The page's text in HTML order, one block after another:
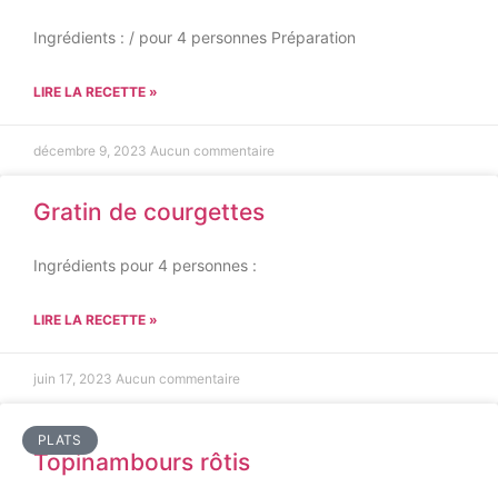
Ingrédients : / pour 4 personnes Préparation
LIRE LA RECETTE »
décembre 9, 2023 Aucun commentaire
Gratin de courgettes
Ingrédients pour 4 personnes :
LIRE LA RECETTE »
juin 17, 2023 Aucun commentaire
PLATS
Topinambours rôtis